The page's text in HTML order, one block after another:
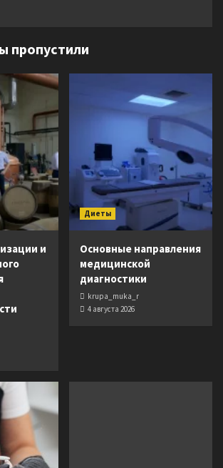
пропустили
и
Диеты
Основные направления
медицинской
диагностики
krupa_muka_r
4 августа 2026